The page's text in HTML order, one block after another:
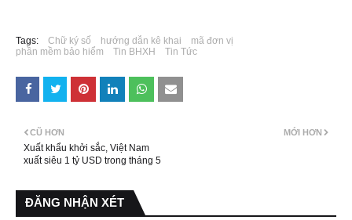
Tags: Chữ ký số hướng dẫn kê khai
mã đơn vị
phần mềm bảo hiểm
Tin BHXH Tin Tức
MỚI HƠN
CŨ HƠN
Xuất khẩu khởi sắc, Việt Nam
xuất siêu 1 tỷ USD trong tháng 5
ĐĂNG NHẬN XÉT